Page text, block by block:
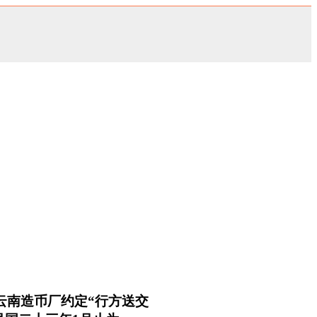
南造币厂约定“行方送交